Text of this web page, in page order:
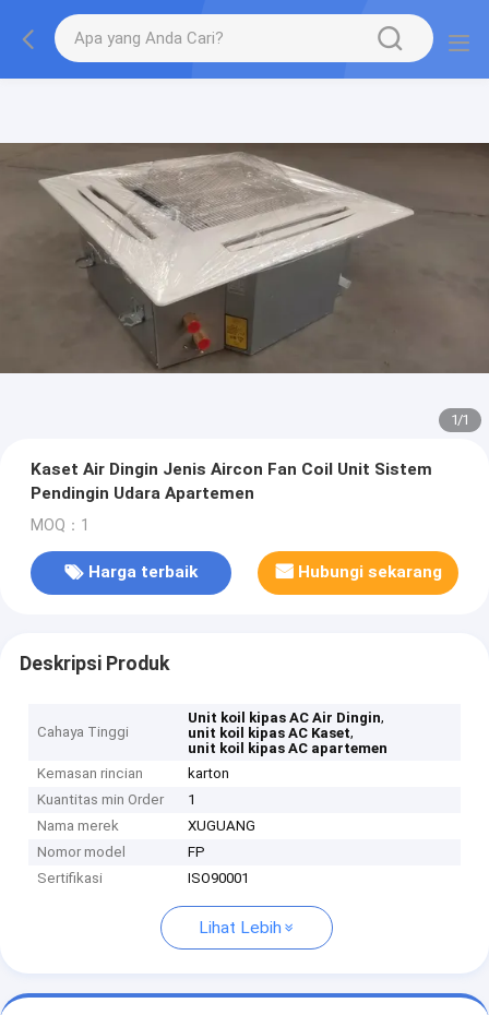
1/1
Kaset Air Dingin Jenis Aircon Fan Coil Unit Sistem
Pendingin Udara Apartemen
MOQ：1
Harga terbaik Hubungi sekarang
Deskripsi Produk
Cahaya Tinggi
Unit koil kipas AC Air Dingin,
unit koil kipas AC Kaset,
unit koil kipas AC apartemen
Kemasan rincian
karton
Kuantitas min Order
1
Nama merek
XUGUANG
Nomor model
FP
Sertifikasi
ISO90001
Lihat Lebih